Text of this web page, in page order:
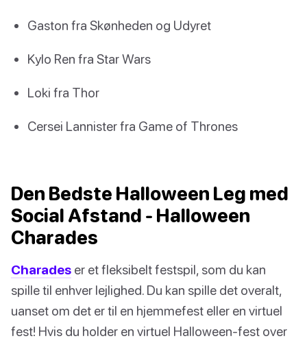
Gaston fra Skønheden og Udyret
Kylo Ren fra Star Wars
Loki fra Thor
Cersei Lannister fra Game of Thrones
Den Bedste Halloween Leg med
Social Afstand - Halloween
Charades
Charades er et fleksibelt festspil, som du kan
spille til enhver lejlighed. Du kan spille det overalt,
uanset om det er til en hjemmefest eller en virtuel
fest! Hvis du holder en virtuel Halloween-fest over